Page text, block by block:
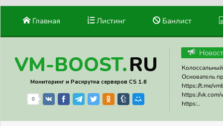
Главная Листинг Банлист
VM-BOOST.RU
Мониторинг и Раскрутка серверов CS 1.6
0
Основатель
https://t.me/
https://vk.com/
https:..